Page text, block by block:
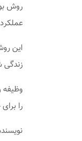
روش
این
زندگی
وظیفه
را